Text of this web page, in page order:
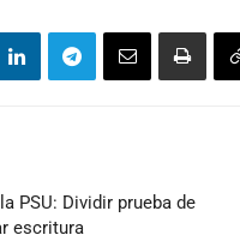
PSU: Dividir prueba de
escritura